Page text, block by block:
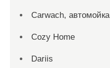
Carwach, автомойка
Cozy Home
Dariis